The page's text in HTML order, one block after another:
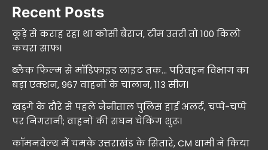
Recent Posts
कूड़े से कराह रहा था कोसी बैराज, टीम उतरी तो 100 किलो
कचरा साफ।
ब्लैक फिल्म से मॉडिफाइड लाइट तक… परिवहन विभाग का
बड़ा एक्शन, 967 वाहनों के चालान, 113 सीज।
खड़गे के दौरे से पहले नैनीताल पुलिस हाई अलर्ट, चप्पे-चप्पे
पर निगरानी; वाहनों की सघन चेकिंग शुरू।
कॉमनवेल्थ में चमके उत्तराखंड के सितारे, CM धामी ने किया